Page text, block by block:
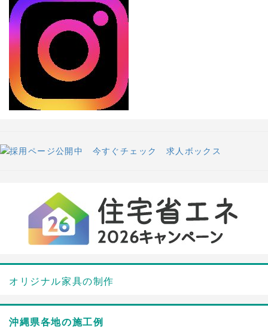
オリジナル家具の制作
沖縄県各地の施工例